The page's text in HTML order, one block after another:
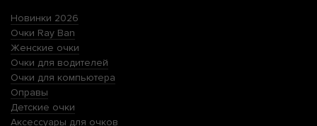
Новинки 2026
Очки Ray Ban
Женские очки
Очки для водителей
Очки для компьютера
Оправы
Детские очки
Аксессуары для очков